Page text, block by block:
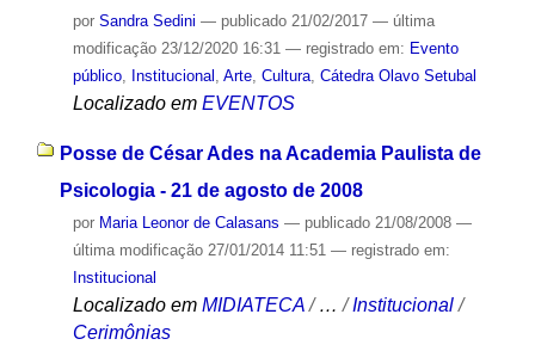
por Sandra Sedini — publicado21/02/2017 — última
modificação23/12/2020 16:31 — registrado em: Evento
público, Institucional Arte, Cultura, Cátedra Olavo Setubal
Localizado em EVENTOS
Posse de César Ades na Academia Paulista de
Psicologia - 21 de agosto de 2008
por Maria Leonor de Calasans — publicado21/08/2008 —
última modificação27/01/2014 11:51 — registrado em:
Institucional
Localizado em MIDIATECA /…/Institucional /
Cerimônias